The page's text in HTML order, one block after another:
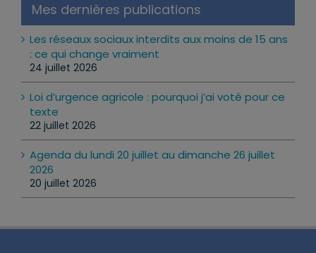
Mes dernières publications
Les réseaux sociaux interdits aux moins de 15 ans
: ce qui change vraiment
24 juillet 2026
Loi d’urgence agricole : pourquoi j’ai voté pour ce
texte
22 juillet 2026
Agenda du lundi 20 juillet au dimanche 26 juillet
2026
20 juillet 2026